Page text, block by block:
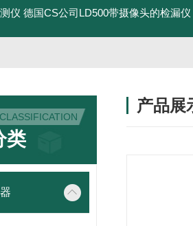
仪 德国CS公司LD500带摄像头的检漏仪
类
产品展